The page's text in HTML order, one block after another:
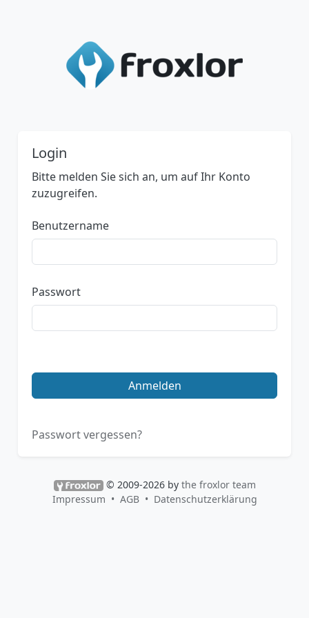
Login
Bitte melden Sie sich an, um auf Ihr Konto
zuzugreifen.
Benutzername
Passwort
Anmelden
Passwort vergessen?
© 2009-2026 by the froxlor team
Impressum
AGB Datenschutzerklärung